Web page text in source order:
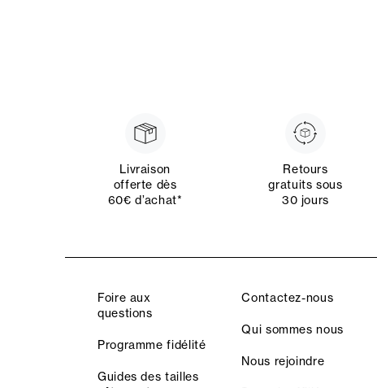
Livraison
offerte dès
60€ d’achat*
Retours
gratuits sous
30 jours
Foire aux
questions
Programme fidélité
Guides des tailles
Contactez-nous
Qui sommes nous
Nous rejoindre